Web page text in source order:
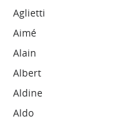
Aglietti
Aimé
Alain
Albert
Aldine
Aldo